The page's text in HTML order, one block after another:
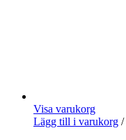
Visa varukorg
Lägg till i varukorg /